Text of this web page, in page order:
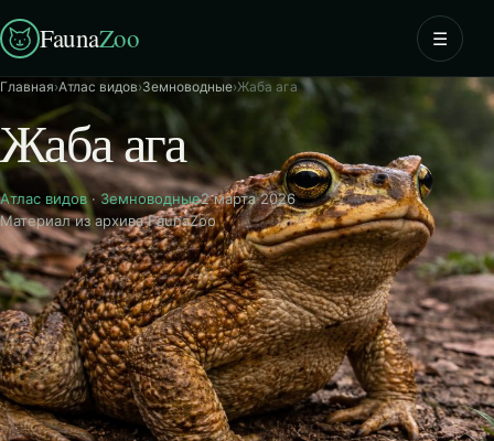
FaunaZoo ☰
Главная›Атлас видов›Земноводные›Жаба ага
Жаба ага
Атлас видов·Земноводные2 марта 2026
Материал из архива FaunaZoo